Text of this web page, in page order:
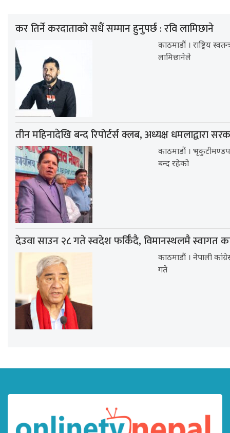
कर तिर्ने करदाताको सधैं सम्मान हुनुपर्छ : रवि लामिछाने
काठमाडौं । राष्ट्रिय
लामिछानेले
तीन महिनादेखि बन्द रिपोर्टर्स क्लब, अध्यक्ष धमलाद्वारा
काठमाडौं ।
बन्द रहेको
देउवा साउन २८ गते स्वदेश फर्किँदै, विमानस्थलमै स्वागत
काठमाडौं । नेपाली
गते